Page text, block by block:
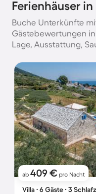
Ferienhäuser in
Buche Unterkünfte
Gästebewertungen
Lage, Ausstattung,
ab 409 € pro Nacht
Villa ∙ 6 Gäste ∙ 3